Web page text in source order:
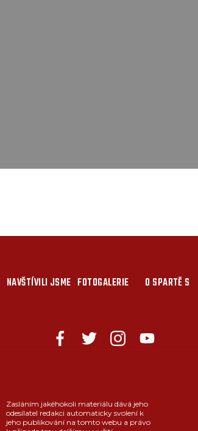
NAVŠTÍVILI JSME FOTOGALERIE O SPARTĚ S
Zasláním jakéhokoli materiálu dává jeho
odesílatel redakci automaticky svolení k
jeho publikování na tomto webu a právo